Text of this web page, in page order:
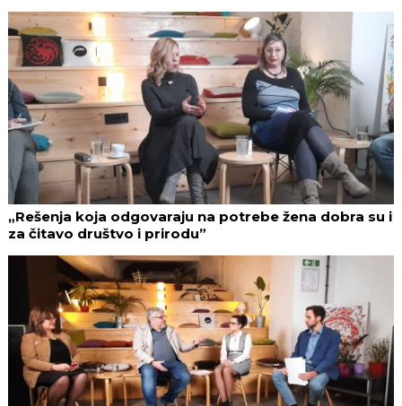
„Rešenja koja odgovaraju na potrebe žena dobra su i
za čitavo društvo i prirodu”